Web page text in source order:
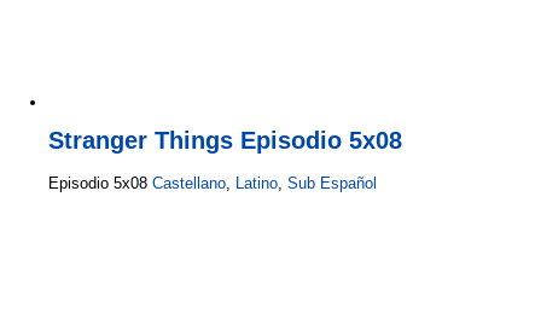
Stranger Things Episodio 5x08
Episodio 5x08 Castellano Latino Sub Español